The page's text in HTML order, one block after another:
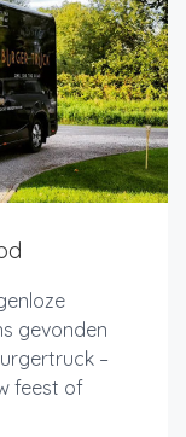
gevonden
–
feest of